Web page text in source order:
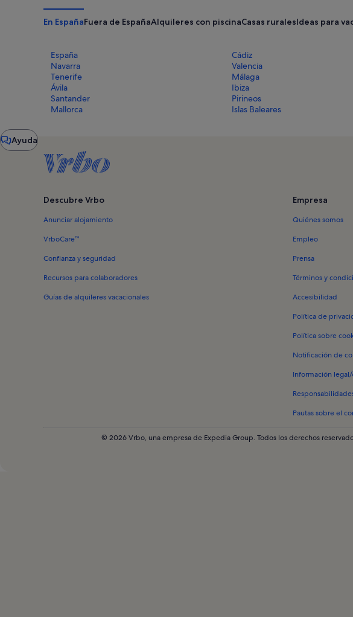
En EspañaFuera de EspañaAlquileres con piscinaCasas ruralesIdeas para
España Cádiz
Navarra
Valencia
Tenerife
Málaga
Ávila
Ibiza
Santander
Pirineos
Mallorca
Islas Baleares
Ayuda
Ventana
del
Descubre Vrbo
Anunciar alojamiento
VrboCare™
Confianza y seguridad
Recursos para colaboradores
Guías de alquileres vacacionales
Empresa
Quiénes somos
Empleo
Prensa
Términos y
Accesibilidad
Política de
Política sobre
Notificación de
Información
Pautas sobre el
© 2026 Vrbo, una empresa de Expedia Group. Todos los derechos